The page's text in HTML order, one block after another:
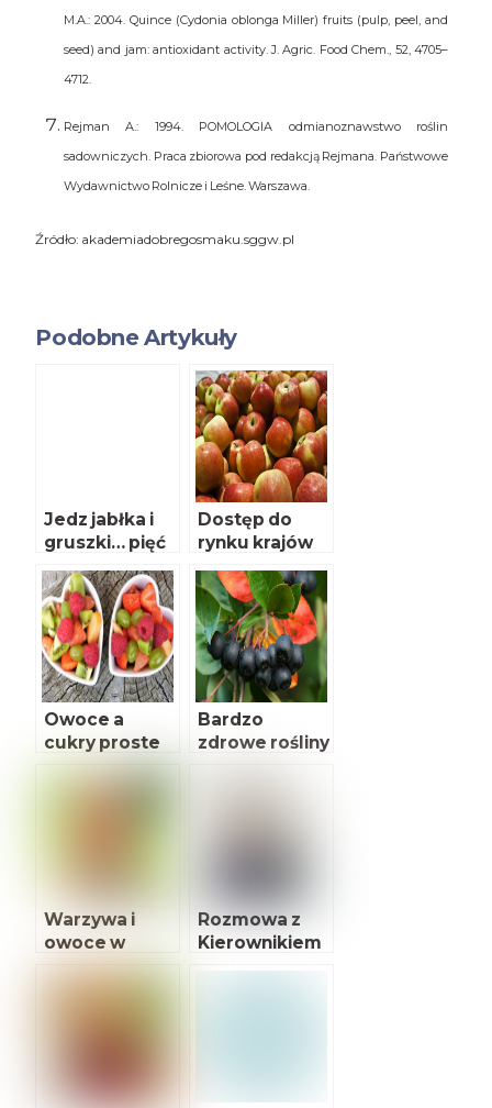
M.A.: 2004. Quince (Cydonia oblonga Miller) fruits (pulp, peel, and
seed) and jam: antioxidant activity. J. Agric. Food Chem., 52, 4705–
4712.
Rejman A.: 1994. POMOLOGIA odmianoznawstwo roślin
sadowniczych. Praca zbiorowa pod redakcją Rejmana. Państwowe
Wydawnictwo Rolnicze i Leśne. Warszawa.
Źródło: akademiadobregosmaku.sggw.pl
Podobne Artykuły
Jedz jabłka i
gruszki… pięć
razy w
tygodniu!
Dostęp do
rynku krajów
trzecich dla
towarów
pochodzenia
roślinnego
Owoce a
cukry proste
Bardzo
zdrowe rośliny
Warzywa i
owoce w
żywieniu
dzieci i
Rozmowa z
Kierownikiem
PAIH w